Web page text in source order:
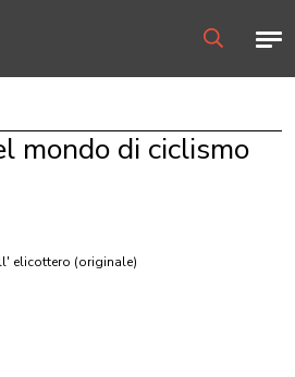
mondo di ciclismo
elicottero (originale)